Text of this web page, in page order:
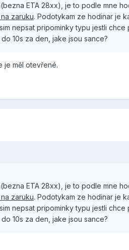
ETA 28xx), je to podle mne
zaruku. Podotykam ze hodinar je
nepsat pripominky typu jestli chce
10s za den, jake jsou sance?
je měl otevřené.
ETA 28xx), je to podle mne
zaruku. Podotykam ze hodinar je
nepsat pripominky typu jestli chce
10s za den, jake jsou sance?